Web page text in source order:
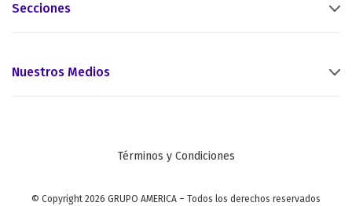
Secciones
Nuestros Medios
Términos y Condiciones
© Copyright 2026 GRUPO AMERICA – Todos los derechos reservados